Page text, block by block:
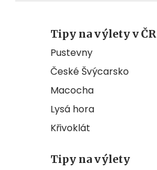
Tipy na výlety v ČR
Pustevny
České Švýcarsko
Macocha
Lysá hora
Křivoklát
Tipy na výlety